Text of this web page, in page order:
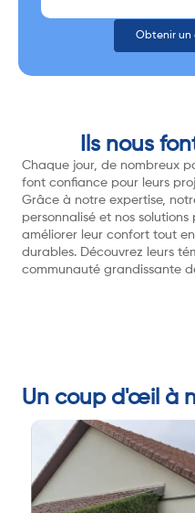
Obtenir
Ils nous
Chaque jour, de nombreux
font confiance pour leurs
Grâce à notre expertise,
personnalisé et nos
améliorer leur confort tout
durables. Découvrez leurs
communauté grandissante
Un coup d'œil à